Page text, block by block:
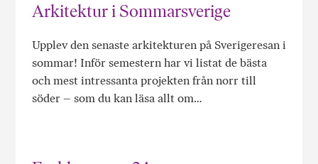
Arkitektur i Sommarsverige
Upplev den senaste arkitekturen på Sverigeresan i
sommar! Inför semestern har vi listat de bästa
och mest intressanta projekten från norr till
söder – som du kan läsa allt om…